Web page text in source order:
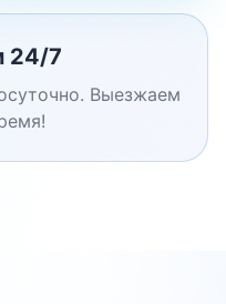
24/7
Выезжаем